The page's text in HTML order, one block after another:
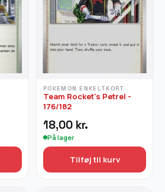
POKEMON ENKELTKORT
Team Rocket's Petrel -
176/182
18,00 kr.
På lager
Tilføj til kurv